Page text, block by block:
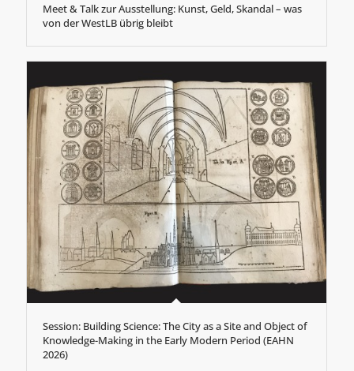
Meet & Talk zur Ausstellung: Kunst, Geld, Skandal – was
von der WestLB übrig bleibt
Session: Building Science: The City as a Site and Object of
Knowledge-Making in the Early Modern Period (EAHN
2026)